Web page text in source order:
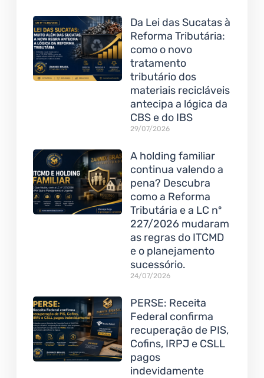
Da Lei das Sucatas à
Reforma Tributária:
como o novo
tratamento
tributário dos
materiais recicláveis
antecipa a lógica da
CBS e do IBS
29/07/2026
A holding familiar
continua valendo a
pena? Descubra
como a Reforma
Tributária e a LC nº
227/2026 mudaram
as regras do ITCMD
e o planejamento
sucessório.
24/07/2026
PERSE: Receita
Federal confirma
recuperação de PIS,
Cofins, IRPJ e CSLL
pagos
indevidamente